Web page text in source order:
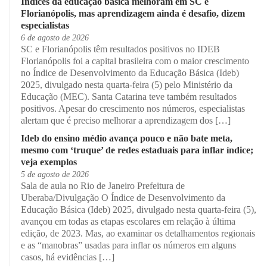
Florianópolis, mas aprendizagem ainda é desafio, dizem
especialistas
6 de agosto de 2026
SC e Florianópolis têm resultados positivos no IDEB
Florianópolis foi a capital brasileira com o maior crescimento
no Índice de Desenvolvimento da Educação Básica (Ideb)
2025, divulgado nesta quarta-feira (5) pelo Ministério da
Educação (MEC). Santa Catarina teve também resultados
positivos. Apesar do crescimento nos números, especialistas
alertam que é preciso melhorar a aprendizagem dos […]
Ideb do ensino médio avança pouco e não bate meta,
mesmo com ‘truque’ de redes estaduais para inflar índice;
veja exemplos
5 de agosto de 2026
Sala de aula no Rio de Janeiro Prefeitura de
Uberaba/Divulgação O Índice de Desenvolvimento da
Educação Básica (Ideb) 2025, divulgado nesta quarta-feira (5),
avançou em todas as etapas escolares em relação à última
edição, de 2023. Mas, ao examinar os detalhamentos regionais
e as “manobras” usadas para inflar os números em alguns
casos, há evidências […]